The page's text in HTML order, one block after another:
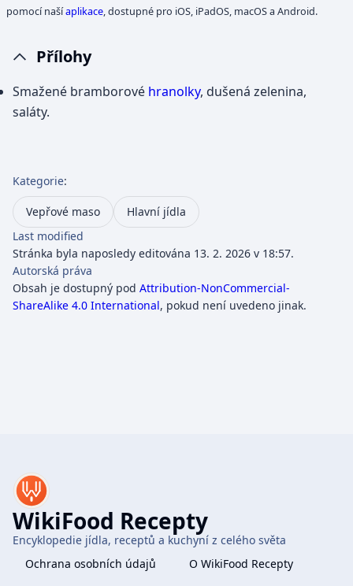
pomocí našíaplikace , dostupné pro iOS, iPadOS, macOS a Android.
Přílohy
Smažené bramborové hranolky, dušená zelenina,
saláty.
Kategorie:
Vepřové maso
Hlavní jídla
Last modified
Stránka byla naposledy editována 13. 2. 2026 v 18:57.
Autorská práva
Obsah je dostupný pod Attribution-NonCommercial-
ShareAlike 4.0 International, pokud není uvedeno jinak.
WikiFood Recepty
Encyklopedie jídla, receptů a kuchyní z celého světa
Ochrana osobních údajů
O WikiFood Recepty